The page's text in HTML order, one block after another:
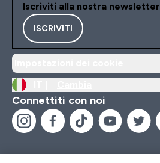
Iscriviti alla nostra newsletter
ISCRIVITI
Connettiti con noi